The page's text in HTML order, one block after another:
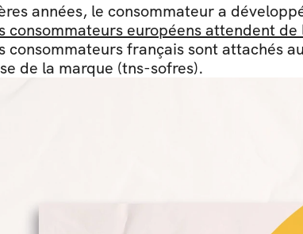
années, le consommateur a
consommateurs européens attendent
consommateurs français sont attachés
de la marque (tns-sofres).